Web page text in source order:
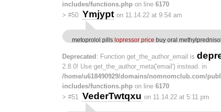
includes/functions.php on line 6170
> #50 Ymjypt on 11.14.22 at 9:54 am
metoprolol pills lopressor price buy oral
Deprecated: Function get_the_author_email is
2.8.0! Use get_the_author_meta('email') instead. in
/home/u618490929/domains/nomnomclub.com/
includes/functions.php on line 6170
> #51 VederTwtqxu on 11.14.22 at 5:11 pm